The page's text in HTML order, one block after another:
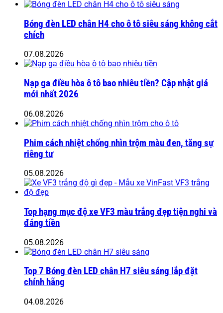
Bóng đèn LED chân H4 cho ô tô siêu sáng không cắt
chích
07.08.2026
Nạp ga điều hòa ô tô bao nhiêu tiền? Cập nhật giá
mới nhất 2026
06.08.2026
Phim cách nhiệt chống nhìn trộm màu đen, tăng sự
riêng tư
05.08.2026
Top hạng mục độ xe VF3 màu trắng đẹp tiện nghi và
đáng tiền
05.08.2026
Top 7 Bóng đèn LED chân H7 siêu sáng lắp đặt
chính hãng
04.08.2026